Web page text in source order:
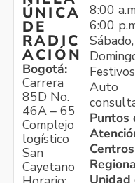
ÚNICA
DE
RADIC
ACIÓN
Bogotá:
Carrera
85D No.
46A – 65
Complejo
logístico
San
Cayetano
8:00
6:00
Sábado,
Festivos
Auto
Puntos
Centros
Unidad